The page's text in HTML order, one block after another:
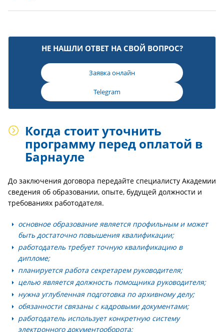
НЕ НАШЛИ ОТВЕТ НА СВОЙ ВОПРОС?
Заявка онлайн
Telegram
Когда стоит уточнить
программу перед оплатой в
Барнауле
До заключения договора передайте специалисту Академии
сведения об образовании, опыте, будущей должности и
требованиях работодателя.
основное образование является профильным и может
быть достаточно повышения квалификации;
работодатель требует точную квалификацию в
дипломе;
планируется работа секретарем руководителя;
целью является должность помощника руководителя;
нужна углубленная подготовка по архивному делу;
обязанности связаны с кадровыми документами;
работодатель использует конкретную систему
электронного документооборота;